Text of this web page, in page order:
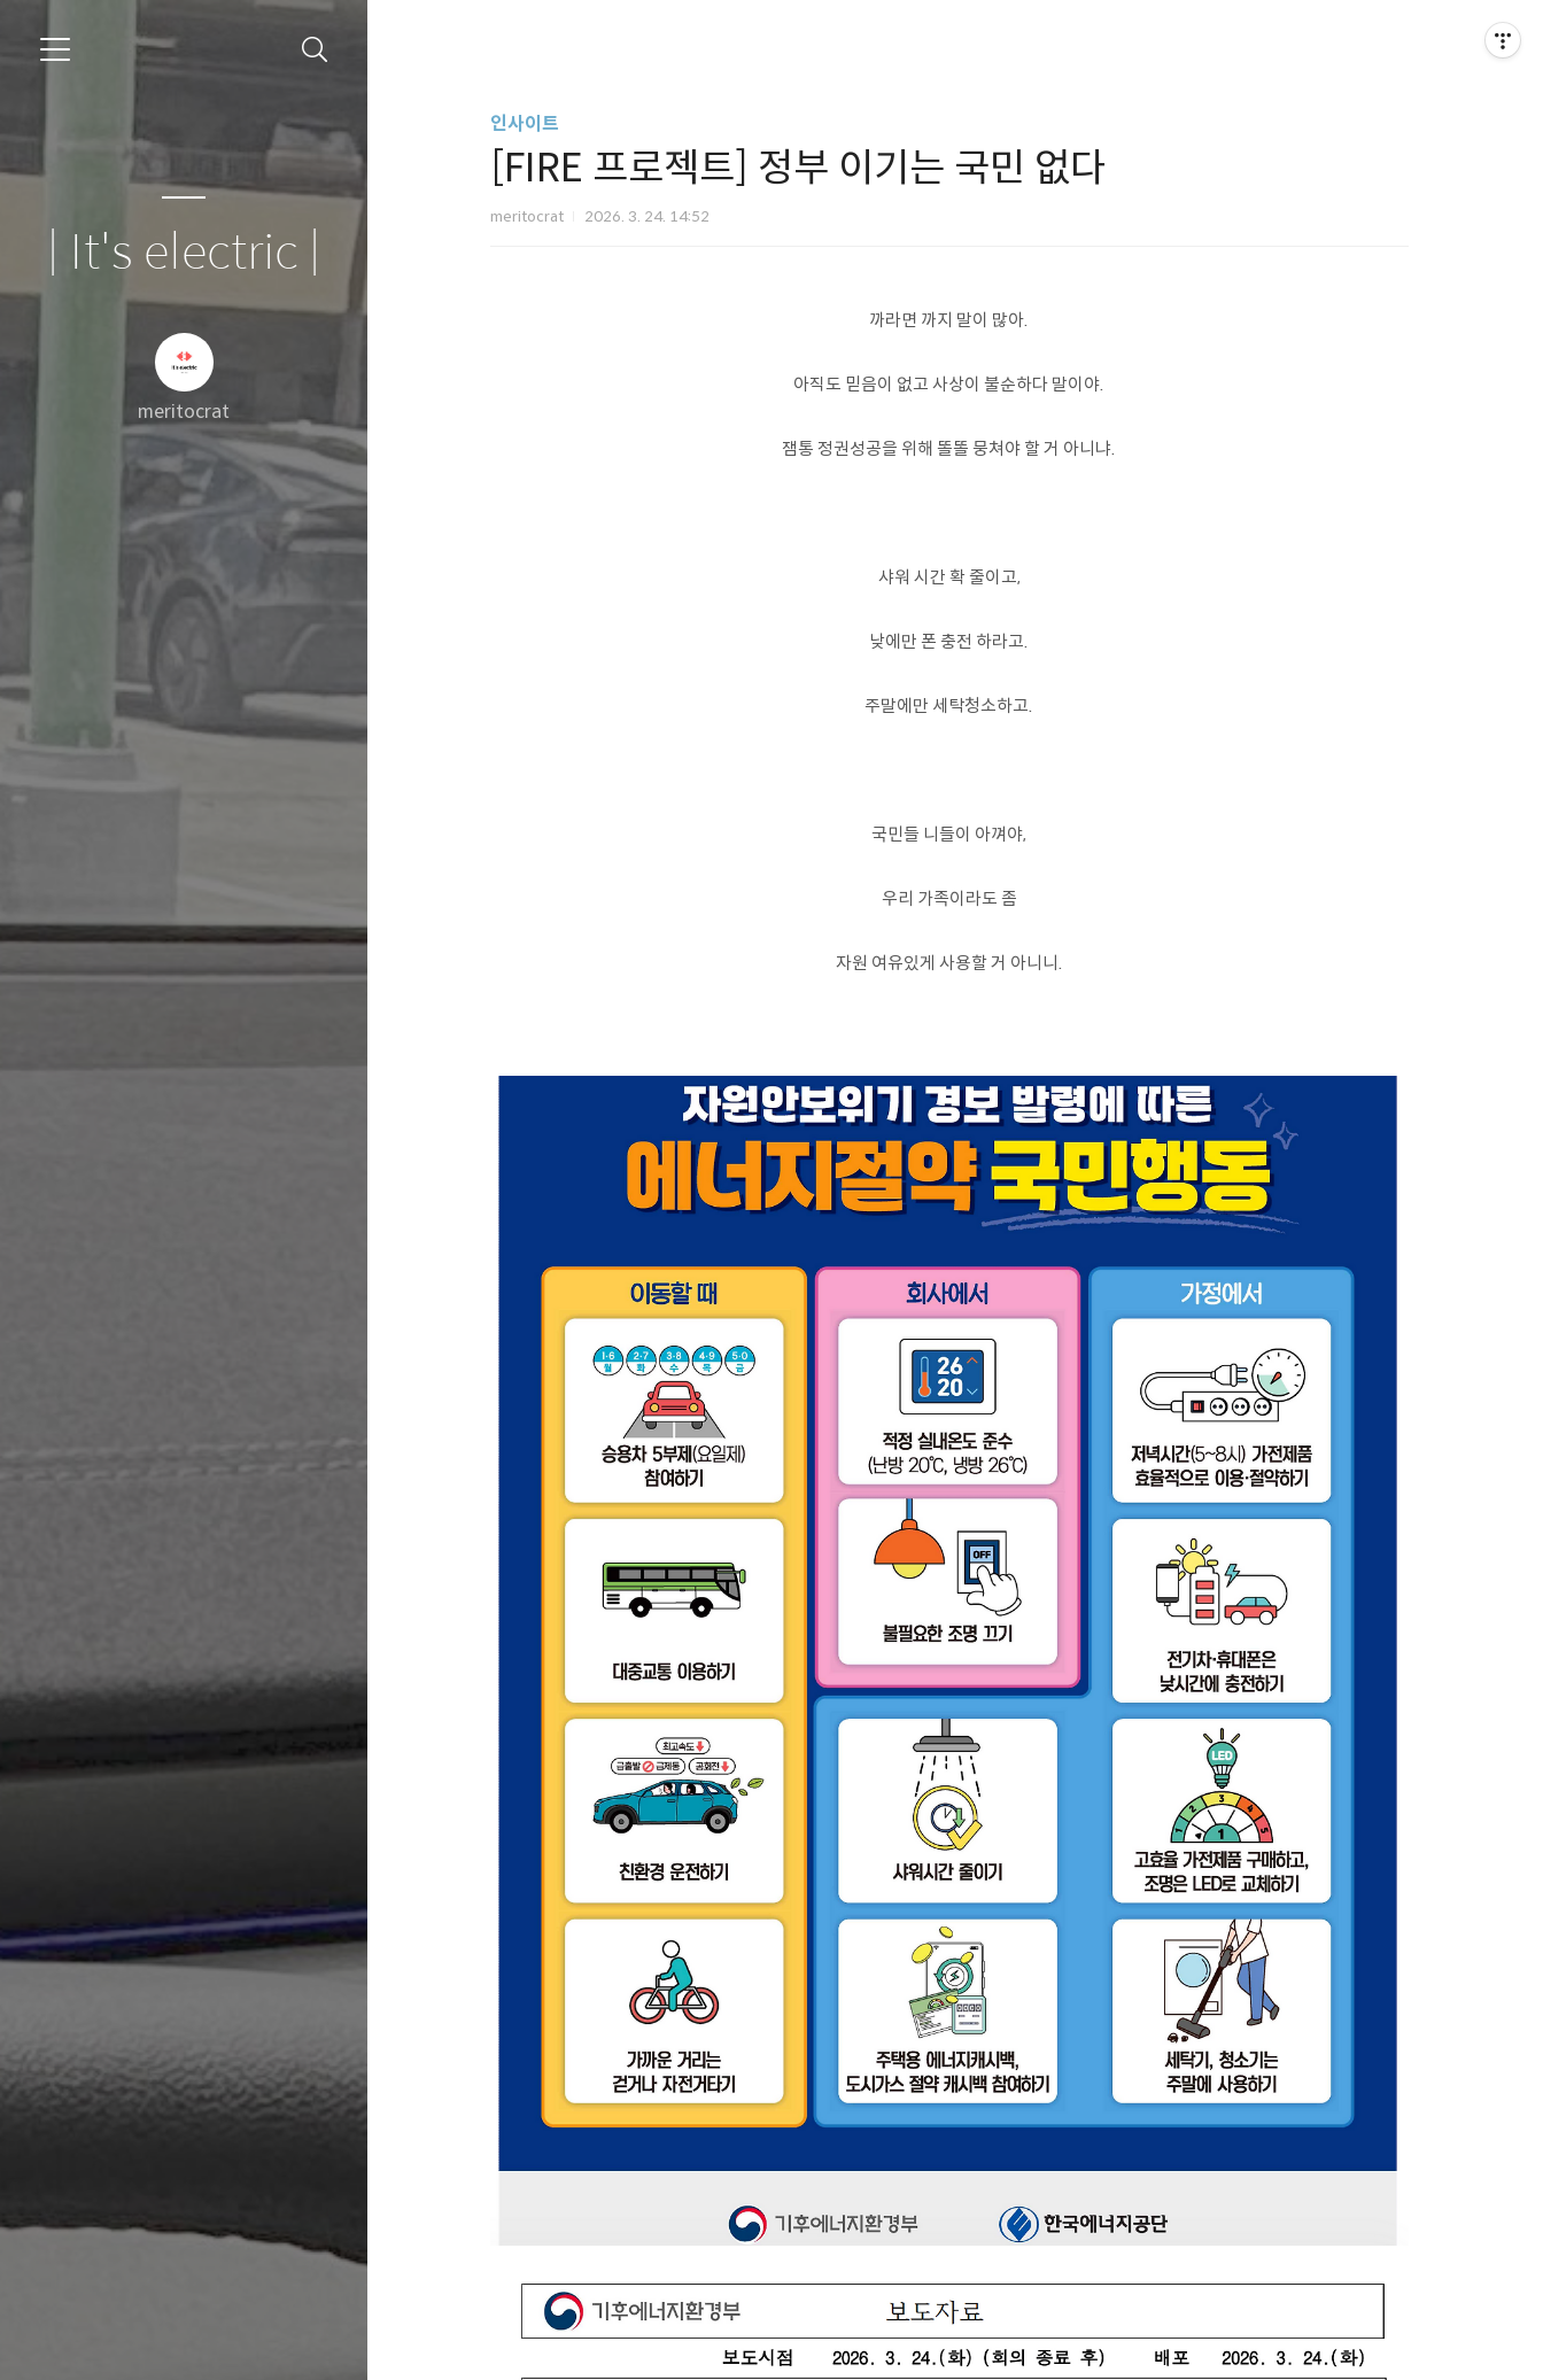
| It's electric |
meritocrat
인사이트
[FIRE 프로젝트] 정부 이기는 국민 없다
meritocrat 2026. 3. 24. 14:52
까라면 까지 말이 많아.
아직도 믿음이 없고 사상이 불순하다 말이야.
잼통 정권성공을 위해 똘똘 뭉쳐야 할 거 아니냐.
샤워 시간 확 줄이고,
낮에만 폰 충전 하라고.
주말에만 세탁청소하고.
국민들 니들이 아껴야,
우리 가족이라도 좀
자원 여유있게 사용할 거 아니니.